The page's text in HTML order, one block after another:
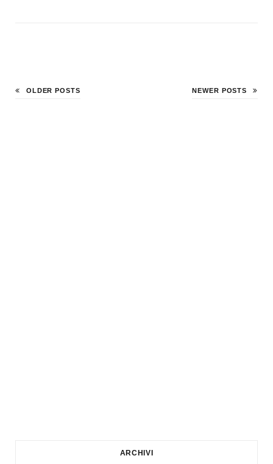
OLDER POSTS NEWER POSTS
ARCHIVI